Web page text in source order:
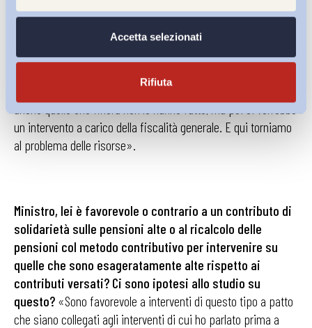
Accetta selezionati
Rifiuta
pensione si potrebbe creare anche a un
ammortizzatore sociale universale?
lo è, lascia fuori i lavoratori precari.«Nella delega
risolto il problema di chi lo paga. Dovrebbero farlo le imprese,
anche quelle che finora non lo hanno fatto, ma poi ci vorrebbe
un intervento a carico della fiscalità generale. E qui torniamo
al problema delle risorse».
Ministro, lei è favorevole o contrario a un contributo di
solidarietà sulle pensioni alte o al ricalcolo delle
pensioni col metodo contributivo per intervenire su
quelle che sono esageratamente alte rispetto ai
contributi versati? Ci sono ipotesi allo studio su
questo? «Sono favorevole a interventi di questo tipo a patto
che siano collegati agli interventi di cui ho parlato prima a